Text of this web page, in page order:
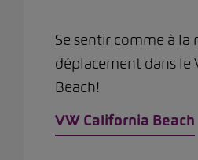
Se sentir comme à la
déplacement dans le
Beach!
VW California Beach